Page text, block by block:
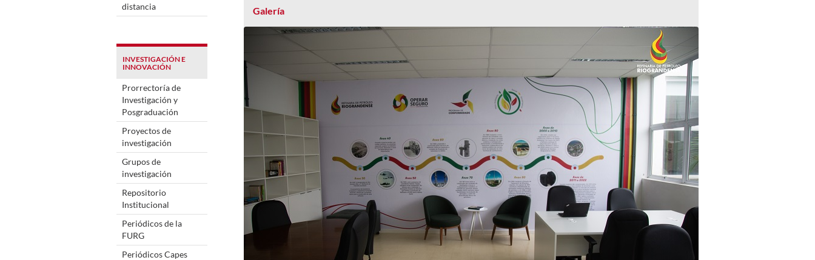
distancia
INVESTIGACIÓN E
INNOVACIÓN
Prorrectoría de
Investigación y
Posgraduación
Proyectos de
investigación
Grupos de
investigación
Repositorio
Institucional
Periódicos de la
FURG
Periódicos Capes
Galería